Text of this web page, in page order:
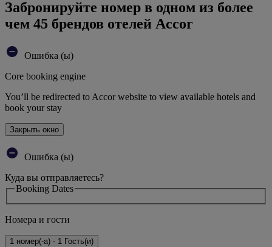
Забронируйте номер в одном из более
чем 45 брендов отелей Accor
Ошибка (ы)
Core booking engine
You’ll be redirected to Accor website to view available hotels and
book your stay
Закрыть окно
Ошибка (ы)
Куда вы отправляетесь?
Booking Dates
Номера и гости
1 номер(-а) - 1 Гость(и)